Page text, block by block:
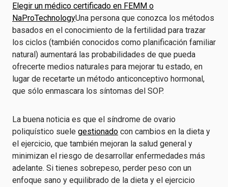
Elegir un médico certificado en FEMM o
NaProTechnologyUna persona que conozca los métodos
basados en el conocimiento de la fertilidad para trazar
los ciclos (también conocidos como planificación familiar
natural) aumentará las probabilidades de que pueda
ofrecerte medios naturales para mejorar tu estado, en
lugar de recetarte un método anticonceptivo hormonal,
que sólo enmascara los síntomas del SOP.
La buena noticia es que el síndrome de ovario
poliquístico suele gestionado con cambios en la dieta y
el ejercicio, que también mejoran la salud general y
minimizan el riesgo de desarrollar enfermedades más
adelante. Si tienes sobrepeso, perder peso con un
enfoque sano y equilibrado de la dieta y el ejercicio